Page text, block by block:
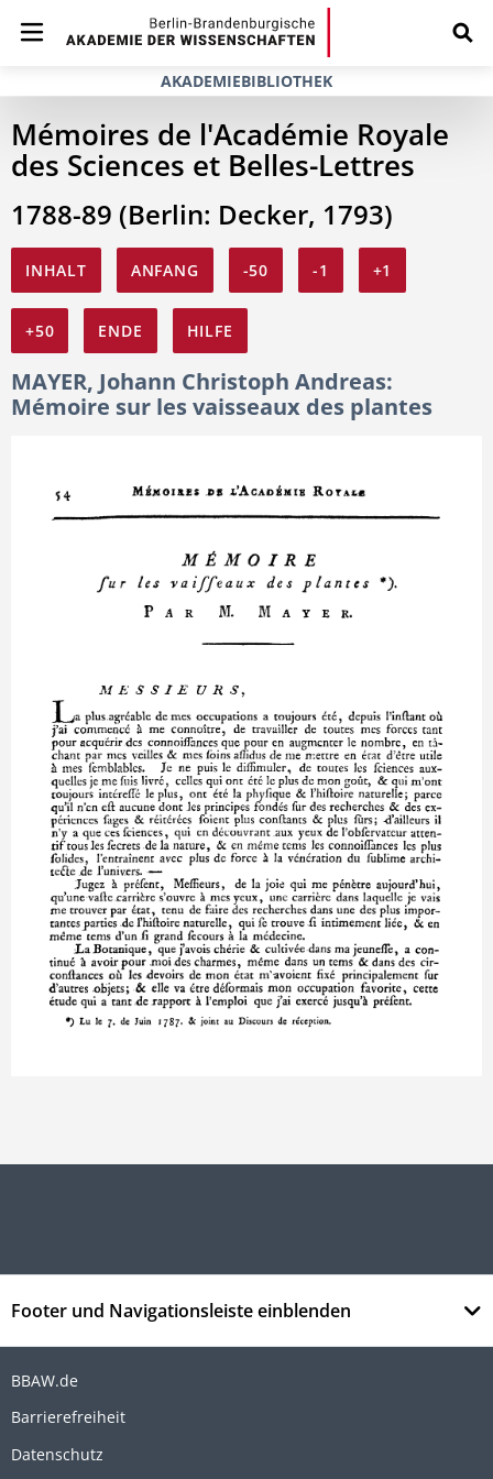
AKADEMIEBIBLIOTHEK
Mémoires de l'Académie Royale
des Sciences et Belles-Lettres
1788-89 (Berlin: Decker, 1793)
INHALT ANFANG -50 -1 +1
+50 ENDE HILFE
MAYER, Johann Christoph Andreas:
Mémoire sur les vaisseaux des plantes
Footer und Navigationsleiste einblenden
BBAW.de
Barrierefreiheit
Datenschutz